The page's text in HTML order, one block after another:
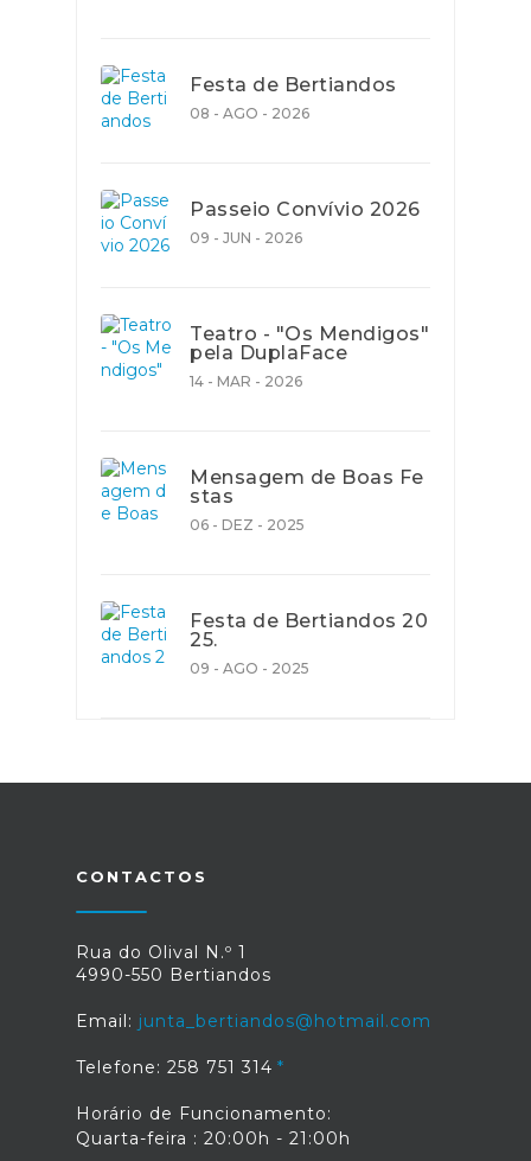
Festa de Bertiandos
08 - AGO - 2026
Passeio Convívio 2026
09 - JUN - 2026
Teatro - "Os Mendigos"
pela DuplaFace
14 - MAR - 2026
Mensagem de Boas Fe
stas
06 - DEZ - 2025
Festa de Bertiandos 20
25.
09 - AGO - 2025
CONTACTOS
Rua do Olival N.º 1
4990-550 Bertiandos
Email: junta_bertiandos@hotmail.com
Telefone: 258 751 314
Horário de Funcionamento:
Quarta-feira : 20:00h - 21:00h